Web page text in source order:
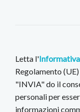
Letta l'
Regolamento
"INVIA" do il
personali per
informazioni